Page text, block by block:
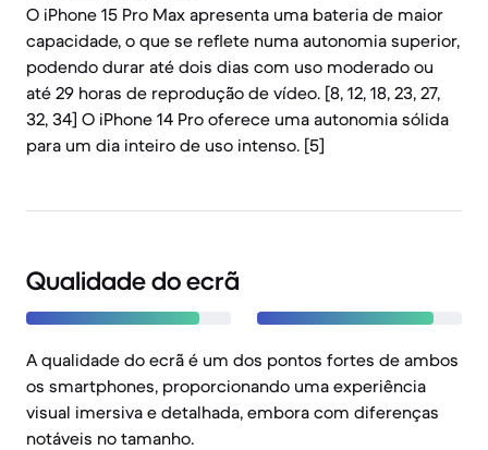
O iPhone 15 Pro Max apresenta uma bateria de maior
capacidade, o que se reflete numa autonomia superior,
podendo durar até dois dias com uso moderado ou
até 29 horas de reprodução de vídeo. [8, 12, 18, 23, 27,
32, 34] O iPhone 14 Pro oferece uma autonomia sólida
para um dia inteiro de uso intenso. [5]
Qualidade do ecrã
A qualidade do ecrã é um dos pontos fortes de ambos
os smartphones, proporcionando uma experiência
visual imersiva e detalhada, embora com diferenças
notáveis no tamanho.